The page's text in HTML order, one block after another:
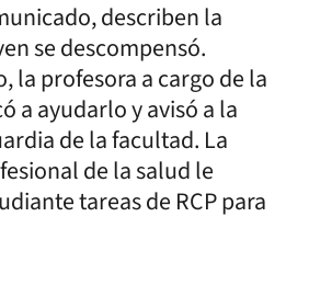
describen la
se descompensó.
la profesora a cargo de la
a ayudarlo y avisó a la
de la facultad. La
de la salud le
tareas de RCP para